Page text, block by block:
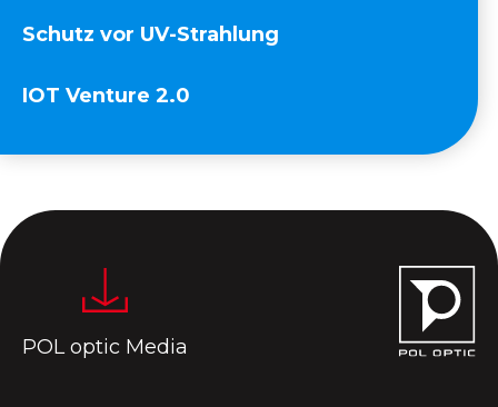
Schutz vor UV-Strahlung
IOT Venture 2.0
POL optic Media